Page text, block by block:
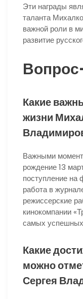
Эти награды
таланта
важной роли в
развитие
Какие
жизни
Важными
рождение 13
поступление на
работа в
режиссерские
кинокомпании
самых
Какие
можно
Сергея